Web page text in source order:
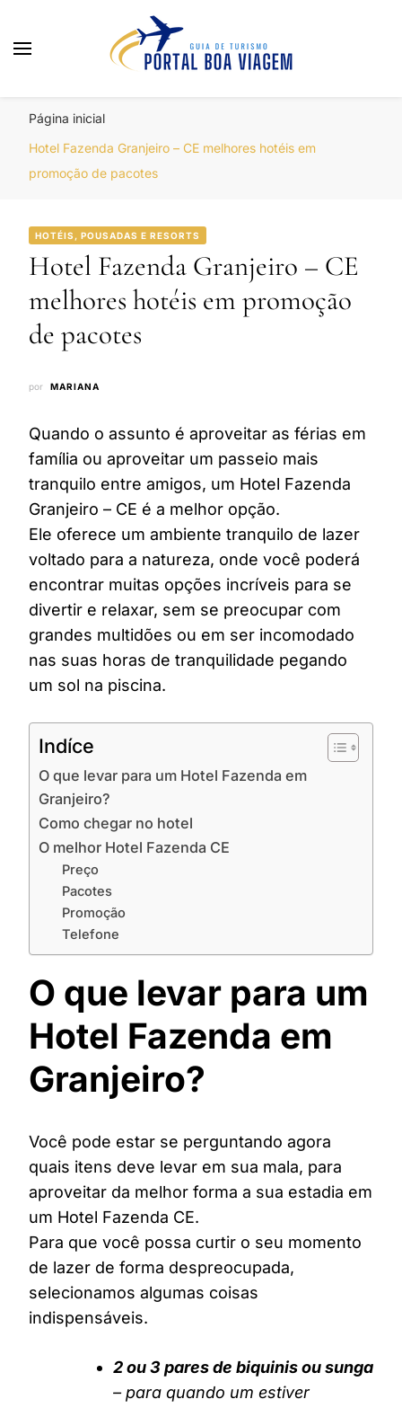
Página inicial
Hotel Fazenda Granjeiro – CE melhores hotéis em
promoção de pacotes
HOTÉIS, POUSADAS E RESORTS
Hotel Fazenda Granjeiro – CE
melhores hotéis em promoção
de pacotes
por MARIANA
Quando o assunto é aproveitar as férias em
família ou aproveitar um passeio mais
tranquilo entre amigos, um Hotel Fazenda
Granjeiro – CE é a melhor opção.
Ele oferece um ambiente tranquilo de lazer
voltado para a natureza, onde você poderá
encontrar muitas opções incríveis para se
divertir e relaxar, sem se preocupar com
grandes multidões ou em ser incomodado
nas suas horas de tranquilidade pegando
um sol na piscina.
Indíce
O que levar para um Hotel Fazenda em
Granjeiro?
Como chegar no hotel
O melhor Hotel Fazenda CE
Preço
Pacotes
Promoção
Telefone
O que levar para um
Hotel Fazenda em
Granjeiro?
Você pode estar se perguntando agora
quais itens deve levar em sua mala, para
aproveitar da melhor forma a sua estadia em
um Hotel Fazenda CE.
Para que você possa curtir o seu momento
de lazer de forma despreocupada,
selecionamos algumas coisas
indispensáveis.
2 ou 3 pares de biquinis ou sunga
– para quando um estiver